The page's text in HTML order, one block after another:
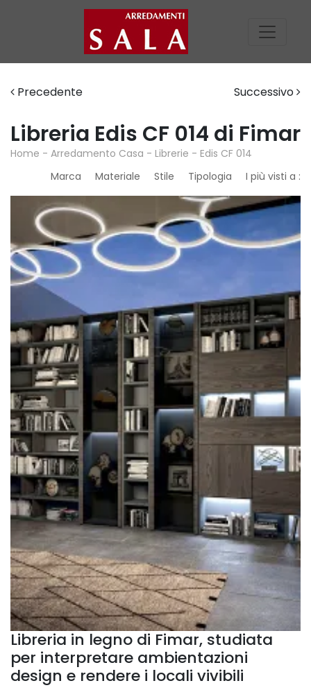
Precedente Successivo
Libreria Edis CF 014 di Fimar
Home - Arredamento Casa - Librerie - Edis CF 014
Marca
Materiale Stile Tipologia I più visti a :
Libreria in legno di Fimar, studiata
per interpretare ambientazioni
design e rendere i locali vivibili